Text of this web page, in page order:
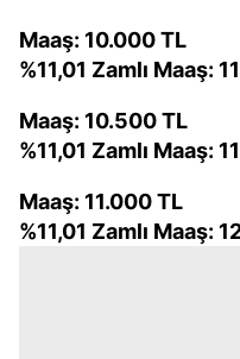
Çerezlere ilişkin
vasıtasıyla
Metnimiziziyaret
6698 sayılı Kişisel
hazırlanmış Aydınlatma
ilgili mevzuata uygun
Maaş: 10.000 TL
%11,01 Zamlı Maaş:
Maaş: 10.500 TL
%11,01 Zamlı Maaş:
Maaş: 11.000 TL
%11,01 Zamlı Maaş: